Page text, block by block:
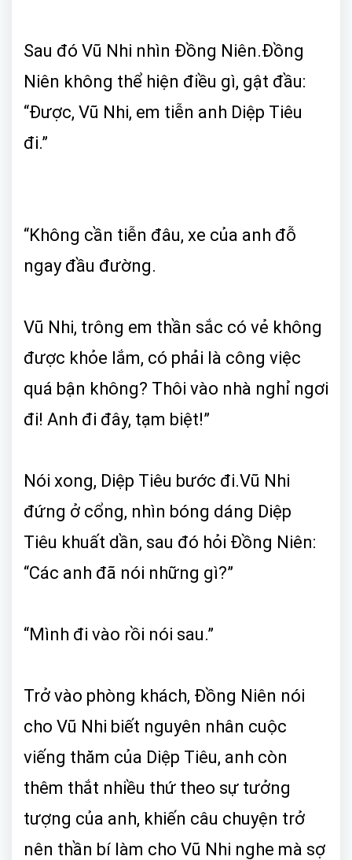
Sau đó Vũ Nhi nhìn Đồng Niên.Đồng
Niên không thể hiện điều gì, gật đầu:
“Được, Vũ Nhi, em tiễn anh Diệp Tiêu
đi.”
“Không cần tiễn đâu, xe của anh đỗ
ngay đầu đường.
Vũ Nhi, trông em thần sắc có vẻ không
được khỏe lắm, có phải là công việc
quá bận không? Thôi vào nhà nghỉ ngơi
đi! Anh đi đây, tạm biệt!”
Nói xong, Diệp Tiêu bước đi.Vũ Nhi
đứng ở cổng, nhìn bóng dáng Diệp
Tiêu khuất dần, sau đó hỏi Đồng Niên:
“Các anh đã nói những gì?”
“Mình đi vào rồi nói sau.”
Trở vào phòng khách, Đồng Niên nói
cho Vũ Nhi biết nguyên nhân cuộc
viếng thăm của Diệp Tiêu, anh còn
thêm thắt nhiều thứ theo sự tưởng
tượng của anh, khiến câu chuyện trở
nên thần bí làm cho Vũ Nhi nghe mà sợ